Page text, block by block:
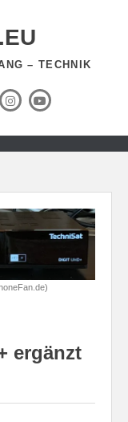
– TECHNIK
InstagramYouTube
ergänzt